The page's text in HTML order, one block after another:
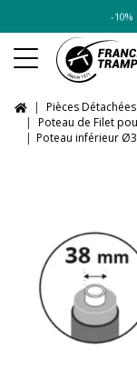
-
Pièces Détachées
Poteau de Filet
Poteau inférieur